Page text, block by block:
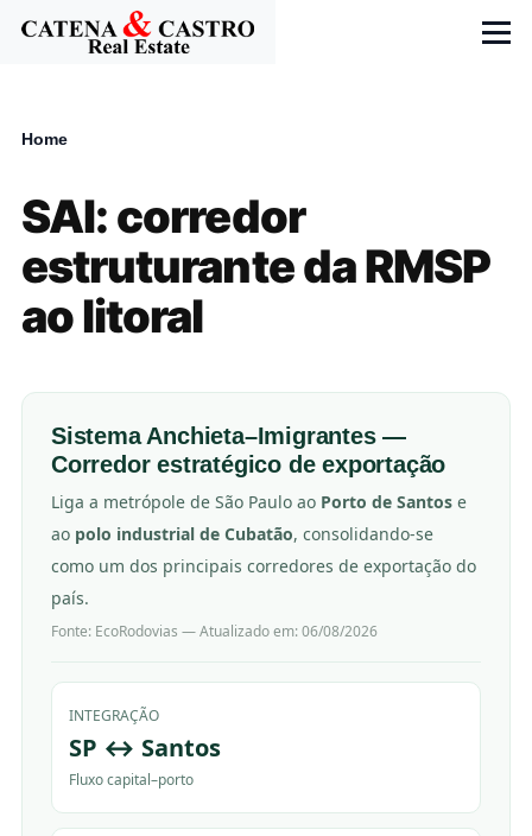
Skip to main content
Menu
Home
SAI: corredor
estruturante da RMSP
ao litoral
Sistema Anchieta–Imigrantes —
Corredor estratégico de exportação
Liga a metrópole de São Paulo ao Porto de Santos e
ao polo industrial de Cubatão, consolidando-se
como um dos principais corredores de exportação do
país.
Fonte: EcoRodovias — Atualizado em:06/08/2026
INTEGRAÇÃO
SP ↔ Santos
Fluxo capital–porto